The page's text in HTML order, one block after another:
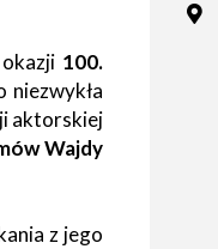
100.
aktorskiej
Wajdy
z jego